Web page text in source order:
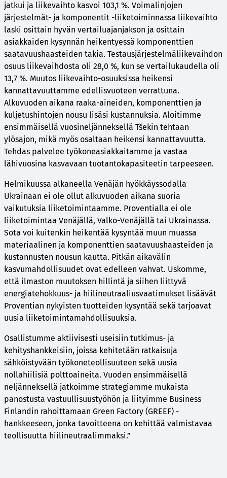
jatkui ja liikevaihto kasvoi 103,1 %. Voimalinjojen
järjestelmät- ja komponentit -liiketoiminnassa liikevaihto
laski osittain hyvän vertailuajanjakson ja osittain
asiakkaiden kysynnän heikentyessä komponenttien
saatavuushaasteiden takia. Testausjärjestelmäliikevaihdon
osuus liikevaihdosta oli 28,0 %, kun se vertailukaudella oli
13,7 %. Muutos liikevaihto-osuuksissa heikensi
kannattavuuttamme edellisvuoteen verrattuna.
Alkuvuoden aikana raaka-aineiden, komponenttien ja
kuljetushintojen nousu lisäsi kustannuksia. Aloitimme
ensimmäisellä vuosineljänneksellä Tšekin tehtaan
ylösajon, mikä myös osaltaan heikensi kannattavuutta.
Tehdas palvelee työkoneasiakkaitamme ja vastaa
lähivuosina kasvavaan tuotantokapasiteetin tarpeeseen.
Helmikuussa alkaneella Venäjän hyökkäyssodalla
Ukrainaan ei ole ollut alkuvuoden aikana suoria
vaikutuksia liiketoimintaamme. Proventialla ei ole
liiketoimintaa Venäjällä, Valko-Venäjällä tai Ukrainassa.
Sota voi kuitenkin heikentää kysyntää muun muassa
materiaalinen ja komponenttien saatavuushaasteiden ja
kustannusten nousun kautta. Pitkän aikavälin
kasvumahdollisuudet ovat edelleen vahvat. Uskomme,
että ilmaston muutoksen hillintä ja siihen liittyvä
energiatehokkuus- ja hiilineutraaliusvaatimukset lisäävät
Proventian nykyisten tuotteiden kysyntää sekä tarjoavat
uusia liiketoimintamahdollisuuksia.
Osallistumme aktiivisesti useisiin tutkimus- ja
kehityshankkeisiin, joissa kehitetään ratkaisuja
sähköistyvään työkoneteollisuuteen sekä uusia
nollahiilisiä polttoaineita. Vuoden ensimmäisellä
neljänneksellä jatkoimme strategiamme mukaista
panostusta vastuullisuustyöhön ja liityimme Business
Finlandin rahoittamaan Green Factory (GREEF) -
hankkeeseen, jonka tavoitteena on kehittää valmistavaa
teollisuutta hiilineutraalimmaksi.”